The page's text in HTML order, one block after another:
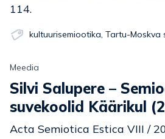
114.
kultuurisemiootika, Tartu-Moskva
Meedia
Silvi Salupere – Semiootika
suvekoolid Käärikul
Acta Semiotica Estica VIII /